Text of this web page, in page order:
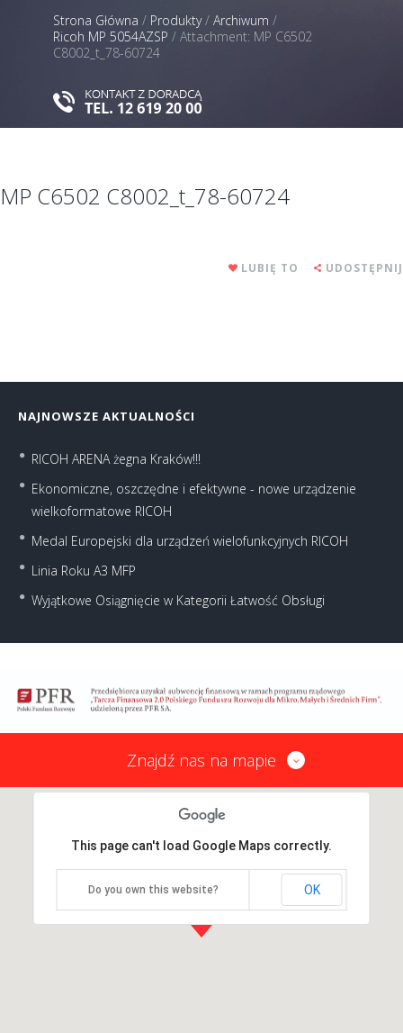
Strona Główna / Produkty/ Archiwum /
Ricoh MP 5054AZSP / Attachment: MP C6502
C8002_t_78-60724
MP C6502 C8002_t_78-60724
LUBIĘ TO UDOSTĘPNIJ
NAJNOWSZE AKTUALNOŚCI
RICOH ARENA żegna Kraków!!!
Ekonomiczne, oszczędne i efektywne - nowe urządzenie
wielkoformatowe RICOH
Medal Europejski dla urządzeń wielofunkcyjnych RICOH
Linia Roku A3 MFP
Wyjątkowe Osiągnięcie w Kategorii Łatwość Obsługi
Znajdź nas na mapie
This page can't load Google Maps correctly.
Do you own this website? OK